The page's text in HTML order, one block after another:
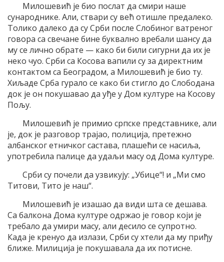
Милошевић је био послат да смири наше
сународнике. Али, ствари су већ отишле предалеко.
Толико далеко да су Срби после Слобиног ватреног
говора са свечане бине буквално вребали шансу да
му се лично обрате — како би били сигурни да их је
неко чуо. Срби са Косова вапили су за директним
контактом са Београдом, а Милошевић је био ту.
Хиљаде Срба гурало се како би стигло до Слободана
док је он покушавао да уђе у Дом културе на Косову
Пољу.
Милошевић је примио српске представнике, али
је, док је разговор трајао, полиција, претежно
албанског етничког састава, плашећи се насиља,
употребила палице да удаљи масу од Дома културе.
Срби су почели да узвикују: „Убице“! и „Ми смо
Титови, Тито је наш“.
Милошевић је изашао да види шта се дешава.
Са балкона Дома културе одржао је говор који је
требало да умири масу, али десило се супротно.
Када је кренуо да излази, Срби су хтели да му приђу
ближе. Милиција је покушавала да их потисне.